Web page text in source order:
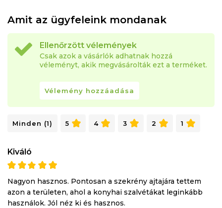
Amit az ügyfeleink mondanak
Ellenőrzött vélemények
Csak azok a vásárlók adhatnak hozzá
véleményt, akik megvásárolták ezt a terméket.
Vélemény hozzáadása
Minden (1) 5 4 3 2 1
Kiváló
Nagyon hasznos. Pontosan a szekrény ajtajára tettem
azon a területen, ahol a konyhai szalvétákat leginkább
használok. Jól néz ki és hasznos.